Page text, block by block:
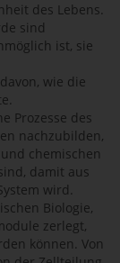
des Lebens.
sind
ist, sie
wie die
Prozesse des
nachzubilden,
chemischen
damit aus
wird.
Biologie,
zerlegt,
können. Von